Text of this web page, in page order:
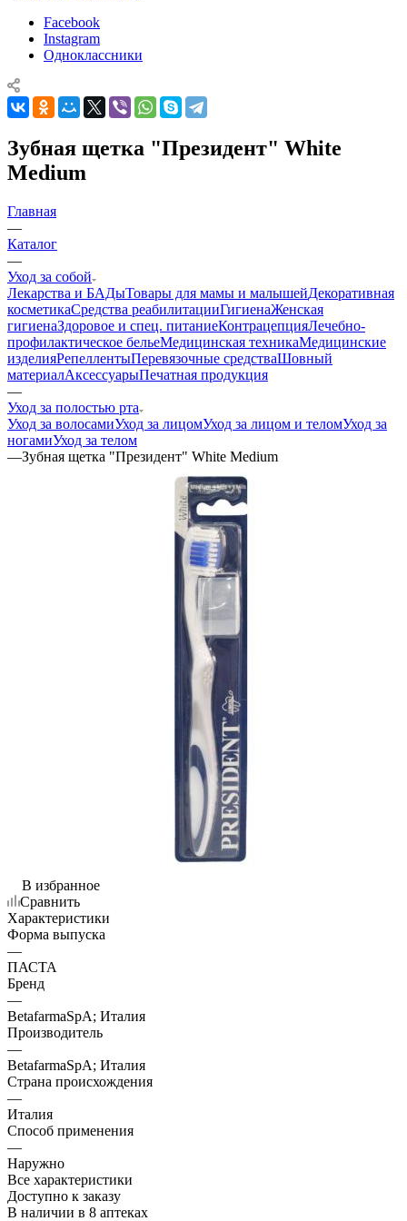
Facebook
Instagram
Одноклассники
Зубная щетка "Президент" White
Medium
Главная
—
Каталог
—
Уход за собой
Лекарства и БАДыТовары для мамы и малышейДекоративная
косметикаСредства реабилитацииГигиенаЖенская
гигиенаЗдоровое и спец. питаниеКонтрацепцияЛечебно-
профилактическое бельеМедицинская техникаМедицинские
изделияРепеллентыПеревязочные средстваШовный
материалАксессуарыПечатная продукция
—
Уход за полостью рта
Уход за волосамиУход за лицомУход за лицом и теломУход за
ногамиУход за телом
—Зубная щетка "Президент" White Medium
В избранное
Сравнить
Характеристики
Форма выпуска
—
ПАСТА
Бренд
—
BetafarmaSpA; Италия
Производитель
—
BetafarmaSpA; Италия
Страна происхождения
—
Италия
Способ применения
—
Наружно
Все характеристики
Доступно к заказу
В наличии в 8 аптеках